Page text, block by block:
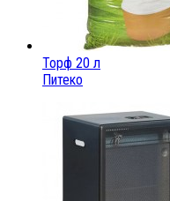
Торф 20 л
Питеко